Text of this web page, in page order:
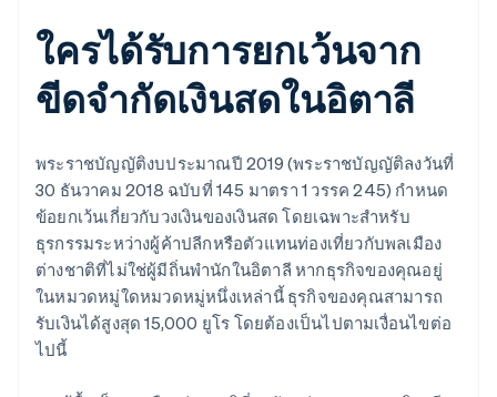
ใครได้รับการยกเว้นจาก
ขีดจำกัดเงินสดในอิตาลี
พระราชบัญญัติงบประมาณปี 2019 (พระราชบัญญัติลงวันที่
30 ธันวาคม 2018 ฉบับที่ 145 มาตรา 1 วรรค 245) กำหนด
ข้อยกเว้นเกี่ยวกับวงเงินของเงินสด โดยเฉพาะสำหรับ
ธุรกรรมระหว่างผู้ค้าปลีกหรือตัวแทนท่องเที่ยวกับพลเมือง
ต่างชาติที่ไม่ใช่ผู้มีถิ่นพำนักในอิตาลี หากธุรกิจของคุณอยู่
ในหมวดหมู่ใดหมวดหมู่หนึ่งเหล่านี้ ธุรกิจของคุณสามารถ
รับเงินได้สูงสุด 15,000 ยูโร โดยต้องเป็นไปตามเงื่อนไขต่อ
ไปนี้